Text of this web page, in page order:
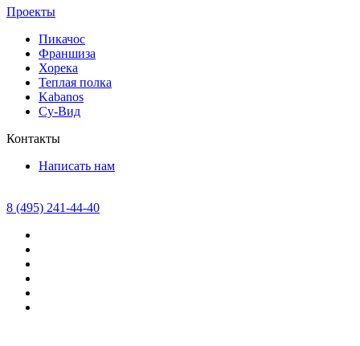
Проекты
Пикачос
Франшиза
Хорека
Теплая полка
Kabanos
Су-Вид
Контакты
Написать нам
8 (495) 241-44-40